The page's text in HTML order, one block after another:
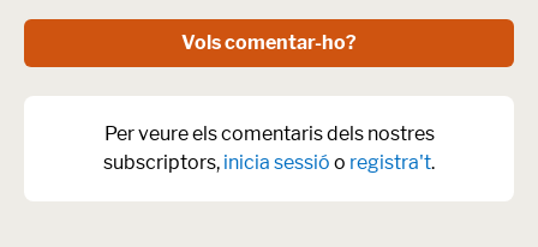
Vols comentar-ho?
Per veure els comentaris dels nostres
subscriptors, inicia sessió o registra't.